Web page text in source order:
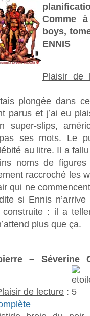
Comme
boys,
ENNIS
Plaisir de
plongée dans
parus et j’ai eu
super-slips,
ses mots. Le
au litre. Il a
noms de
raccroché les
qui ne
si Ennis
construite : il a
plus que ça.
– Séverine
de lecture :